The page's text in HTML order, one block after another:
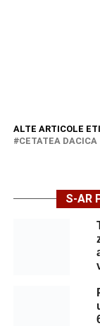
ALTE ARTICOLE
CETATEA DACICA
S-AR